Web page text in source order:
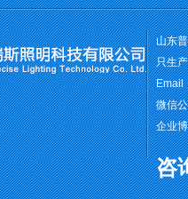
山东
只生
Email
微信
企业
咨